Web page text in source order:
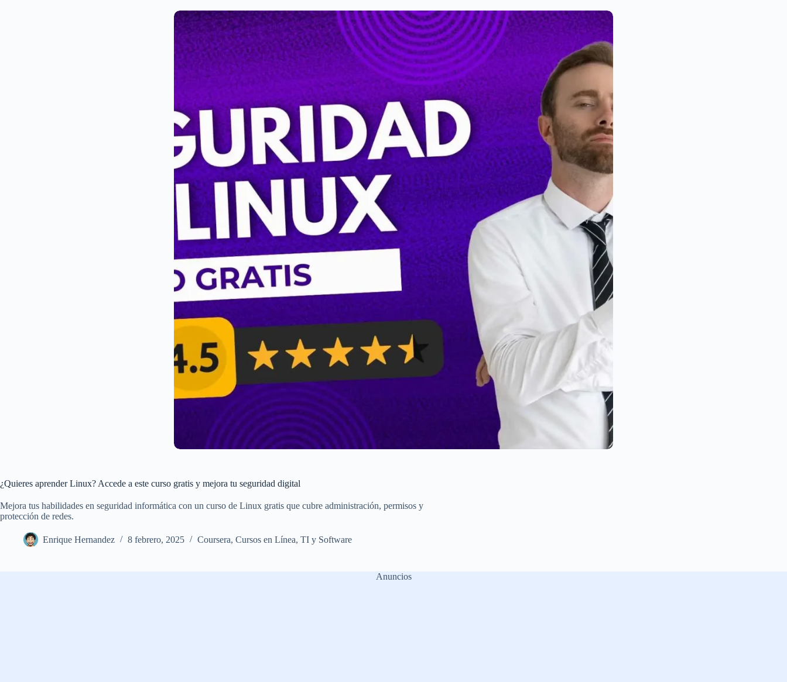
¿Quieres aprender Linux? Accede a este curso gratis y mejora tu seguridad digital
Mejora tus habilidades en seguridad informática con un curso de Linux gratis que cubre administración, permisos y
protección de redes.
Enrique Hernandez 8 febrero, 2025 Coursera, Cursos en Línea, TI y Software
Anuncios